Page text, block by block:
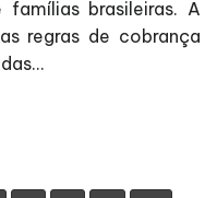
brasileiras. A
regras de cobrança